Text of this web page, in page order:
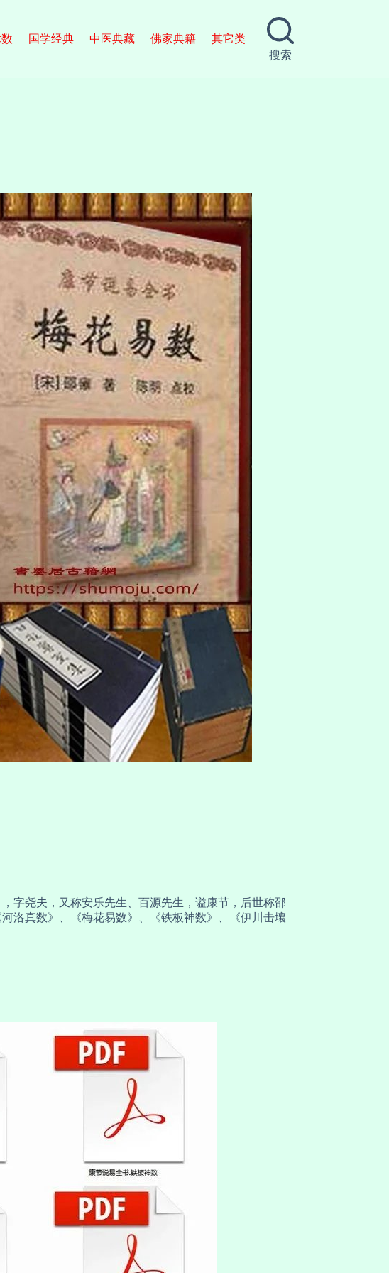
国学经典 中医典藏 佛家典籍
其它类
搜索
字尧夫，又称安乐先生、百源先生，谥康节，后世称邵
洛真数》、《梅花易数》、《铁板神数》、《伊川击壤